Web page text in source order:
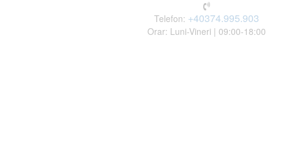
Telefon: +40374.995.903
Orar: Luni-Vineri | 09:00-18:00